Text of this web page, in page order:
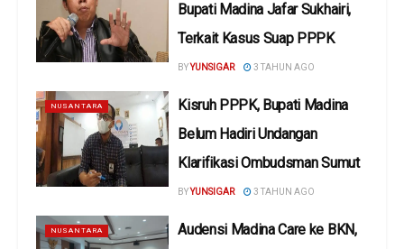
Bupati Madina Jafar Sukhairi,
Terkait Kasus Suap PPPK
BYYUNSIGAR 3 TAHUN AGO
NUSANTARA
Kisruh PPPK, Bupati Madina
Belum Hadiri Undangan
Klarifikasi Ombudsman Sumut
BYYUNSIGAR 3 TAHUN AGO
NUSANTARA
Audensi Madina Care ke BKN,